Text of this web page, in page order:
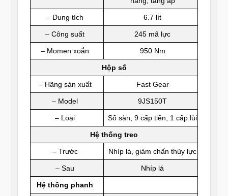
– Dung tích 6.7 lít
– Công suất 245 mã lực
– Momen xoắn 950 Nm
Hộp số
– Hãng sản xuất Fast Gear
– Model 9JS150T
– Loại Số sàn, 9 cấp tiến, 1 cấp lùi
Hệ thống treo
– Trước Nhíp lá, giảm chấn thủy lực
– Sau Nhíp lá
Hệ thống phanh